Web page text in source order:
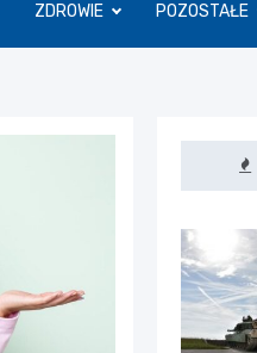
ZDROWIE POZOSTAŁE